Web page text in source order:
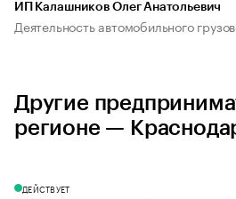
ИП Калашников Олег Анатольевич
Деятельность автомобильного
Другие
регионе —
ДЕЙСТВУЕТ